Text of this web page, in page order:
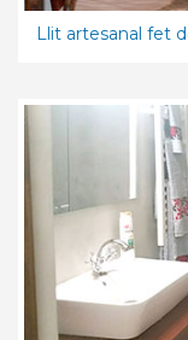
Llit artesanal fet